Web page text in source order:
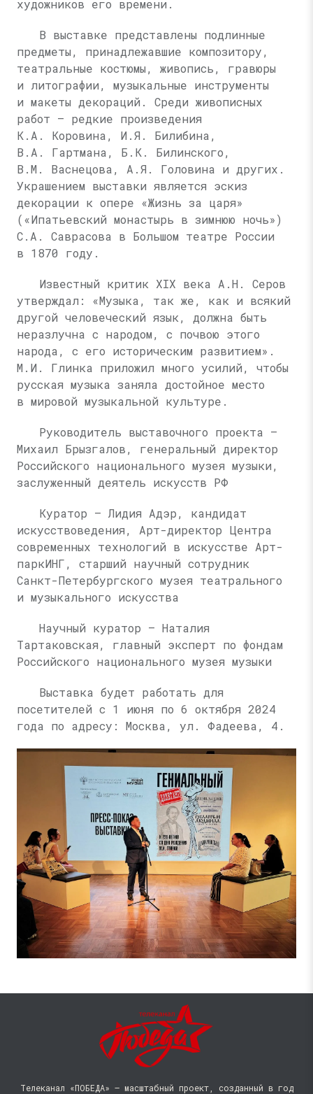
художников его времени.
В выставке представлены подлинные
предметы, принадлежавшие композитору,
театральные костюмы, живопись, гравюры
и литографии, музыкальные инструменты
и макеты декораций. Среди живописных
работ — редкие произведения
К.А. Коровина, И.Я. Билибина,
В.А. Гартмана, Б.К. Билинского,
В.М. Васнецова, А.Я. Головина и других.
Украшением выставки является эскиз
декорации к опере «Жизнь за царя»
(«Ипатьевский монастырь в зимнюю ночь»)
С.А. Саврасова в Большом театре России
в 1870 году.
Известный критик XIX века А.Н. Серов
утверждал: «Музыка, так же, как и всякий
другой человеческий язык, должна быть
неразлучна с народом, с почвою этого
народа, с его историческим развитием».
М.И. Глинка приложил много усилий, чтобы
русская музыка заняла достойное место
в мировой музыкальной культуре.
Руководитель выставочного проекта —
Михаил Брызгалов, генеральный директор
Российского национального музея музыки,
заслуженный деятель искусств РФ
Куратор — Лидия Адэр, кандидат
искусствоведения, Арт-директор Центра
современных технологий в искусстве Арт-
паркИНГ, старший научный сотрудник
Санкт-Петербургского музея театрального
и музыкального искусства
Научный куратор — Наталия
Тартаковская, главный эксперт по фондам
Российского национального музея музыки
Выставка будет работать для
посетителей с 1 июня по 6 октября 2024
года по адресу: Москва, ул. Фадеева, 4.
Телеканал «ПОБЕДА» — масштабный проект, созданный в год